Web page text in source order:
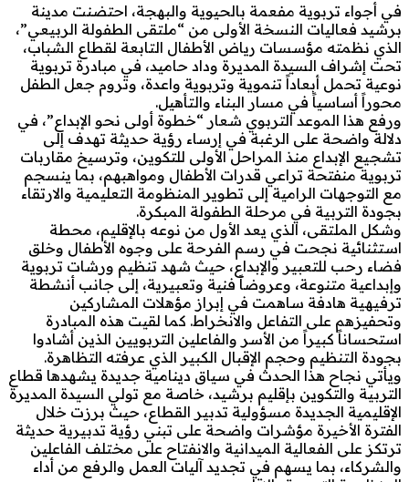
في أجواء تربوية مفعمة بالحيوية والبهجة، احتضنت مدينة
برشيد فعاليات النسخة الأولى من “ملتقى الطفولة الربيعي”،
الذي نظمته مؤسسات رياض الأطفال التابعة لقطاع الشباب،
تحت إشراف السيدة المديرة وداد حاميد، في مبادرة تربوية
نوعية تحمل أبعاداً تنموية وتربوية واعدة، وتروم جعل الطفل
محوراً أساسياً في مسار البناء والتأهيل.
ورفع هذا الموعد التربوي شعار “خطوة أولى نحو الإبداع”، في
دلالة واضحة على الرغبة في إرساء رؤية حديثة تهدف إلى
تشجيع الإبداع منذ المراحل الأولى للتكوين، وترسيخ مقاربات
تربوية منفتحة تراعي قدرات الأطفال ومواهبهم، بما ينسجم
مع التوجهات الرامية إلى تطوير المنظومة التعليمية والارتقاء
بجودة التربية في مرحلة الطفولة المبكرة.
وشكل الملتقى، الذي يعد الأول من نوعه بالإقليم، محطة
استثنائية نجحت في رسم الفرحة على وجوه الأطفال وخلق
فضاء رحب للتعبير والإبداع، حيث شهد تنظيم ورشات تربوية
وإبداعية متنوعة، وعروضاً فنية وتعبيرية، إلى جانب أنشطة
ترفيهية هادفة ساهمت في إبراز مؤهلات المشاركين
وتحفيزهم على التفاعل والانخراط. كما لقيت هذه المبادرة
استحساناً كبيراً من الأسر والفاعلين التربويين الذين أشادوا
بجودة التنظيم وحجم الإقبال الكبير الذي عرفته التظاهرة.
ويأتي نجاح هذا الحدث في سياق دينامية جديدة يشهدها قطاع
التربية والتكوين بإقليم برشيد، خاصة مع تولي السيدة المديرة
الإقليمية الجديدة مسؤولية تدبير القطاع، حيث برزت خلال
الفترة الأخيرة مؤشرات واضحة على تبني رؤية تدبيرية حديثة
ترتكز على الفعالية الميدانية والانفتاح على مختلف الفاعلين
والشركاء، بما يسهم في تجديد آليات العمل والرفع من أداء